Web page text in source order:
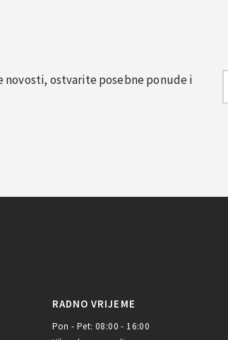
novosti, ostvarite posebne ponude i
RADNO VRIJEME
Pon - Pet: 08:00 - 16:00